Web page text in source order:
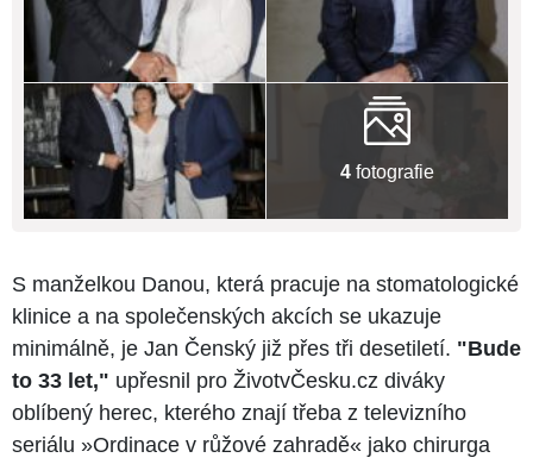
4 fotografie
S manželkou Danou, která pracuje na stomatologické
klinice a na společenských akcích se ukazuje
minimálně, je Jan Čenský již přes tři desetiletí. "Bude
to 33 let," upřesnil pro ŽivotvČesku.cz diváky
oblíbený herec, kterého znají třeba z televizního
seriálu »Ordinace v růžové zahradě« jako chirurga